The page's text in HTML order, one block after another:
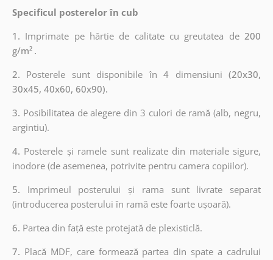
Specificul posterelor în cub
1. Imprimate pe hârtie de calitate cu greutatea de200
g/m² .
2. Posterele sunt disponibile în 4 dimensiuni (20x30,
30x45, 40x60, 60x90).
3. Posibilitatea de alegere din 3 culori de ramă (alb, negru,
argintiu).
4. Posterele și ramele sunt realizate din materiale sigure,
inodore (de asemenea, potrivite pentru camera copiilor).
5. Imprimeul posterului și rama sunt livrate separat
(introducerea posterului în ramă este foarte ușoară).
6. Partea din față este protejată de plexisticlă.
7. Placă MDF, care formează partea din spate a cadrului